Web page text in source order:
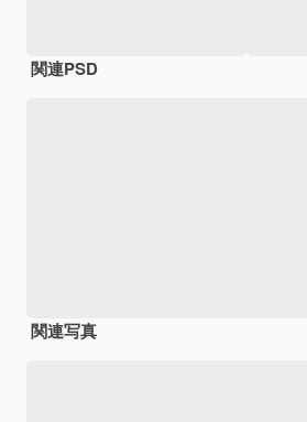
関連PSD
関連写真